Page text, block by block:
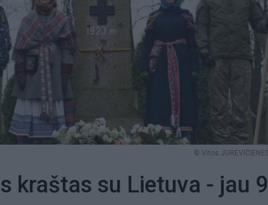
© Vitos
kraštas su Lietuva - jau